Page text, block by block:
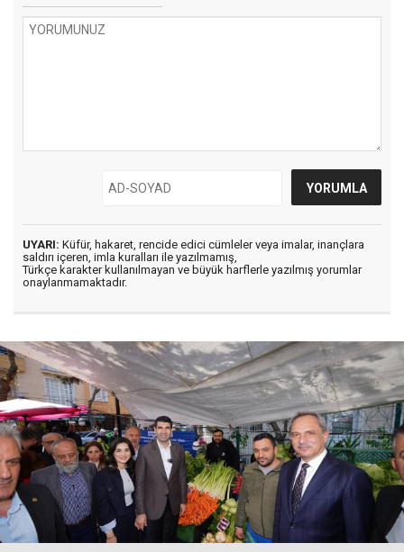
UYARI: Küfür, hakaret, rencide edici cümleler veya imalar, inançlara
saldırı içeren, imla kuralları ile yazılmamış,
Türkçe karakter kullanılmayan ve büyük harflerle yazılmış yorumlar
onaylanmamaktadır.